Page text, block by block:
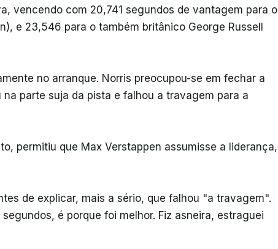
vencendo com 20,741 segundos de vantagem para o
e 23,546 para o também britânico George Russell
no arranque. Norris preocupou-se em fechar a
parte suja da pista e falhou a travagem para a
permitiu que Max Verstappen assumisse a liderança,
de explicar, mais a sério, que falhou "a travagem".
é porque foi melhor. Fiz asneira, estraguei